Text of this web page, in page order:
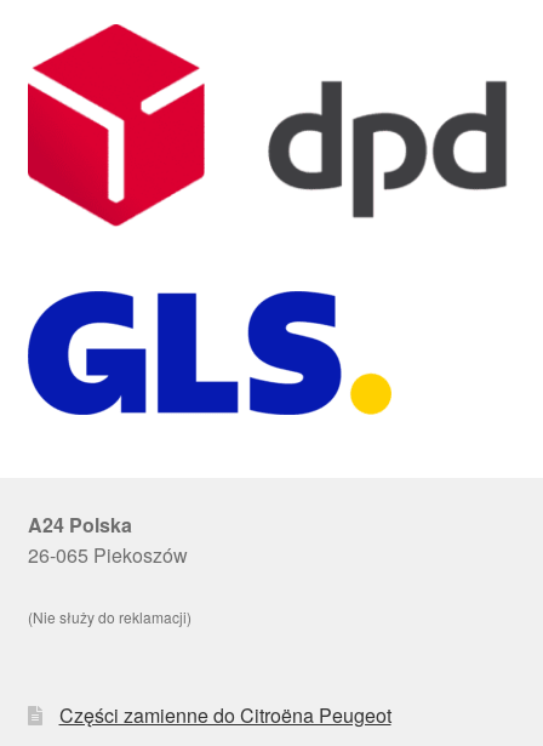
A24 Polska
26-065 Piekoszów
(Nie służy do reklamacji)
Części zamienne do Citroëna Peugeot